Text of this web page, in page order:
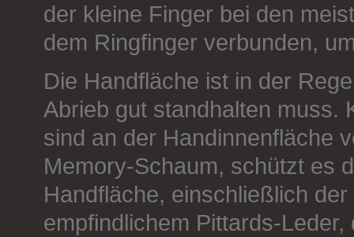
der kleine Finger bei den
dem Ringfinger verbunden,
Die Handfläche ist in der
Abrieb gut standhalten muss.
sind an der Handinnenfläche
Memory-Schaum, schützt es
Handfläche, einschließlich
empfindlichem Pittards-